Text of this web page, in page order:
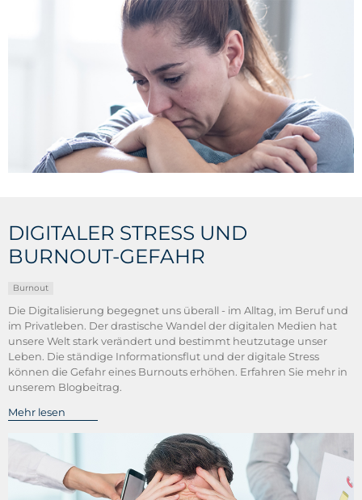
DIGITALER STRESS UND
BURNOUT-GEFAHR
Burnout
Die Digitalisierung begegnet uns überall - im Alltag, im Beruf und
im Privatleben. Der drastische Wandel der digitalen Medien hat
unsere Welt stark verändert und bestimmt heutzutage unser
Leben. Die ständige Informationsflut und der digitale Stress
können die Gefahr eines Burnouts erhöhen. Erfahren Sie mehr in
unserem Blogbeitrag.
Mehr lesen